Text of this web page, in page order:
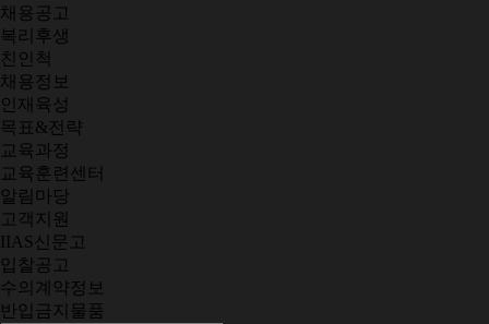
채용공고
복리후생
친인척
채용정보
인재육성
목표&전략
교육과정
교육훈련센터
알림마당
고객지원
IIAS신문고
입찰공고
수의계약정보
반입금지물품